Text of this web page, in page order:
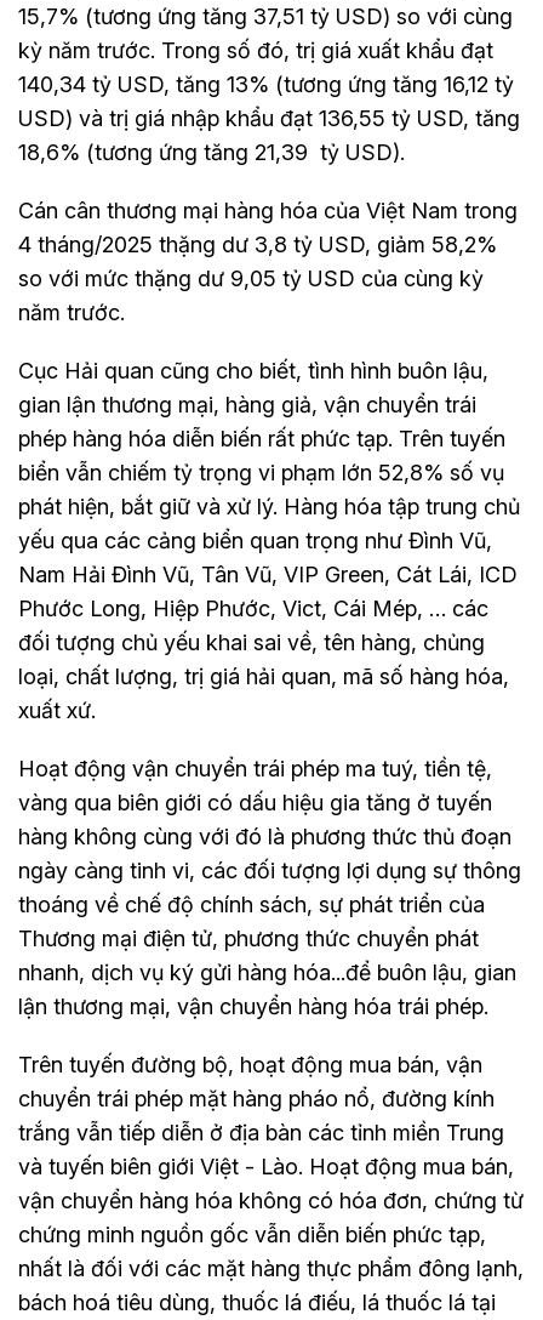
15,7% (tương ứng tăng 37,51 tỷ USD) so với cùng
kỳ năm trước. Trong số đó, trị giá xuất khẩu đạt
140,34 tỷ USD, tăng 13% (tương ứng tăng 16,12 tỷ
USD) và trị giá nhập khẩu đạt 136,55 tỷ USD, tăng
18,6% (tương ứng tăng 21,39 tỷ USD).
Cán cân thương mại hàng hóa của Việt Nam trong
4 tháng/2025 thặng dư 3,8 tỷ USD, giảm 58,2%
so với mức thặng dư 9,05 tỷ USD của cùng kỳ
năm trước.
Cục Hải quan cũng cho biết, tình hình buôn lậu,
gian lận thương mại, hàng giả, vận chuyển trái
phép hàng hóa diễn biến rất phức tạp. Trên tuyến
biển vẫn chiếm tỷ trọng vi phạm lớn 52,8% số vụ
phát hiện, bắt giữ và xử lý. Hàng hóa tập trung chủ
yếu qua các cảng biển quan trọng như Đình Vũ,
Nam Hải Đình Vũ, Tân Vũ, VIP Green, Cát Lái, ICD
Phước Long, Hiệp Phước, Vict, Cái Mép, … các
đối tượng chủ yếu khai sai về, tên hàng, chủng
loại, chất lượng, trị giá hải quan, mã số hàng hóa,
xuất xứ.
Hoạt động vận chuyển trái phép ma tuý, tiền tệ,
vàng qua biên giới có dấu hiệu gia tăng ở tuyến
hàng không cùng với đó là phương thức thủ đoạn
ngày càng tinh vi, các đối tượng lợi dụng sự thông
thoáng về chế độ chính sách, sự phát triển của
Thương mại điện tử, phương thức chuyển phát
nhanh, dịch vụ ký gửi hàng hóa...để buôn lậu, gian
lận thương mại, vận chuyển hàng hóa trái phép.
Trên tuyến đường bộ, hoạt động mua bán, vận
chuyển trái phép mặt hàng pháo nổ, đường kính
trắng vẫn tiếp diễn ở địa bàn các tỉnh miền Trung
và tuyến biên giới Việt - Lào. Hoạt động mua bán,
vận chuyển hàng hóa không có hóa đơn, chứng từ
chứng minh nguồn gốc vẫn diễn biến phức tạp,
nhất là đối với các mặt hàng thực phẩm đông lạnh,
bách hoá tiêu dùng, thuốc lá điếu, lá thuốc lá tại